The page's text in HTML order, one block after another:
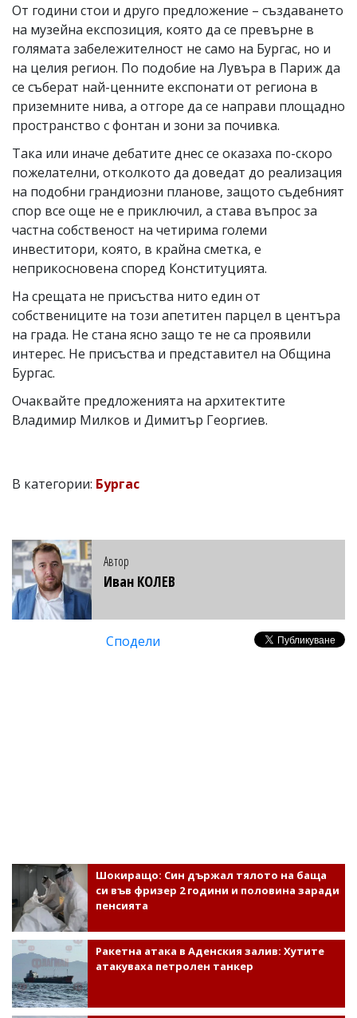
От години стои и друго предложение – създаването
на музейна експозиция, която да се превърне в
голямата забележителност не само на Бургас, но и
на целия регион. По подобие на Лувъра в Париж да
се съберат най-ценните експонати от региона в
приземните нива, а отгоре да се направи площадно
пространство с фонтан и зони за почивка.
Така или иначе дебатите днес се оказаха по-скоро
пожелателни, отколкото да доведат до реализация
на подобни грандиозни планове, защото съдебният
спор все още не е приключил, а става въпрос за
частна собственост на четирима големи
инвеститори, която, в крайна сметка, е
неприкосновена според Конституцията.
На срещата не присъства нито един от
собствениците на този апетитен парцел в центъра
на града. Не стана ясно защо те не са проявили
интерес. Не присъства и представител на Община
Бургас.
Очаквайте предложенията на архитектите
Владимир Милков и Димитър Георгиев.
В категории: Бургас
Автор
Иван КОЛЕВ
Сподели
Шокиращо: Син държал тялото на баща
си във фризер 2 години и половина заради
пенсията
Ракетна атака в Аденския залив: Хутите
атакуваха петролен танкер